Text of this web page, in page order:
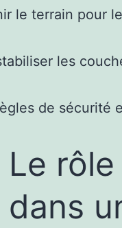
le terrain pour
les
de sécurité
Le
dans